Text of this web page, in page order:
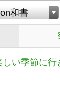
しい季節に